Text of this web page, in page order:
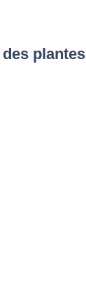
plantes